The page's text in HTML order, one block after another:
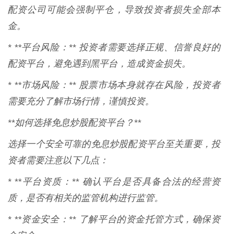
配资公司可能会强制平仓，导致投资者损失全部本
金。
* **平台风险：** 投资者需要选择正规、信誉良好的
配资平台，避免遇到黑平台，造成资金损失。
* **市场风险：** 股票市场本身就存在风险，投资者
需要充分了解市场行情，谨慎投资。
**如何选择免息炒股配资平台？**
选择一个安全可靠的免息炒股配资平台至关重要，投
资者需要注意以下几点：
* **平台资质：** 确认平台是否具备合法的经营资
质，是否有相关的监管机构进行监管。
* **资金安全：** 了解平台的资金托管方式，确保资